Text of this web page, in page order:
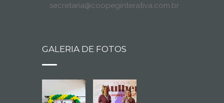
secretaria@coopeginterativa.com.br
GALERIA DE FOTOS